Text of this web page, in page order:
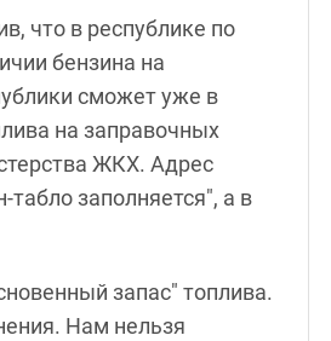
что в республике по
бензина на
сможет уже в
на заправочных
ЖКХ. Адрес
заполняется", а в
запас" топлива.
Нам нельзя